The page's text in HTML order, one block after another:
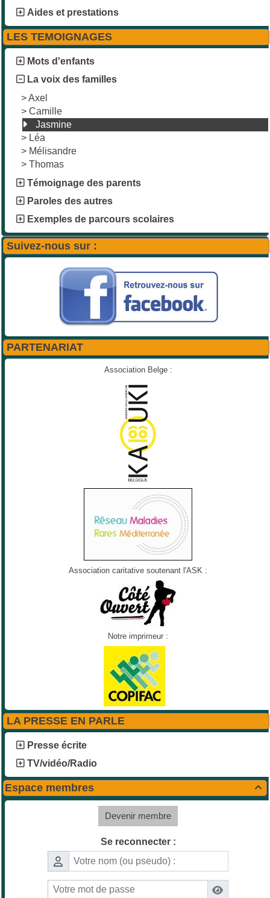
Aides et prestations
LES TEMOIGNAGES
Mots d'enfants
La voix des familles
>Axel
> Camille
Jasmine
> Léa
> Mélisandre
> Thomas
Témoignage des parents
Paroles des autres
Exemples de parcours scolaires
Suivez-nous sur :
PARTENARIAT
Association Belge :
Association caritative soutenant l'ASK :
Notre imprimeur :
LA PRESSE EN PARLE
Presse écrite
TV/vidéo/Radio

Espace membres
Devenir membre
Se reconnecter :